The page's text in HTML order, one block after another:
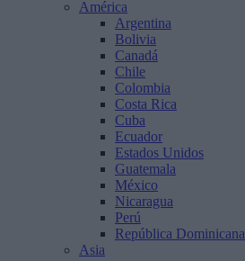
América
Argentina
Bolivia
Canadá
Chile
Colombia
Costa Rica
Cuba
Ecuador
Estados Unidos
Guatemala
México
Nicaragua
Perú
República Dominicana
Asia